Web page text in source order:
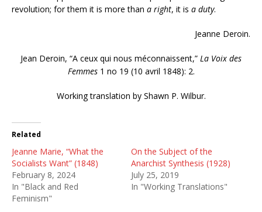
revolution; for them it is more than a right, it is a duty.
Jeanne Deroin.
Jean Deroin, “A ceux qui nous méconnaissent,” La Voix des
Femmes1 no 19 (10 avril 1848): 2.
Working translation by Shawn P. Wilbur.
Related
Jeanne Marie, “What the
Socialists Want” (1848)
February 8, 2024
In "Black and Red
Feminism"
On the Subject of the
Anarchist Synthesis (1928)
July 25, 2019
In "Working Translations"